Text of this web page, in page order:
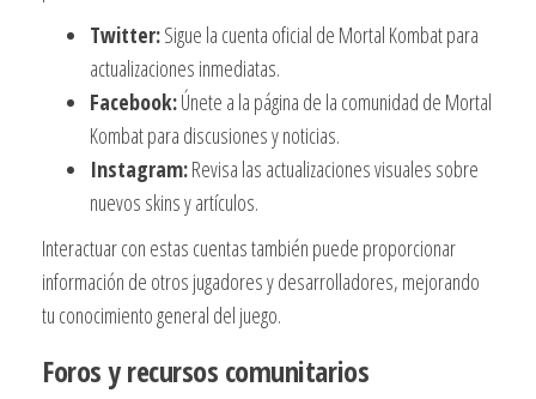
Twitter:Sigue la cuenta oficial de Mortal Kombat para
actualizaciones inmediatas.
Facebook:Únete a la página de la comunidad de Mortal
Kombat para discusiones y noticias.
Instagram:Revisa las actualizaciones visuales sobre
nuevos skins y artículos.
Interactuar con estas cuentas también puede proporcionar
información de otros jugadores y desarrolladores, mejorando
tu conocimiento general del juego.
Foros y recursos comunitarios